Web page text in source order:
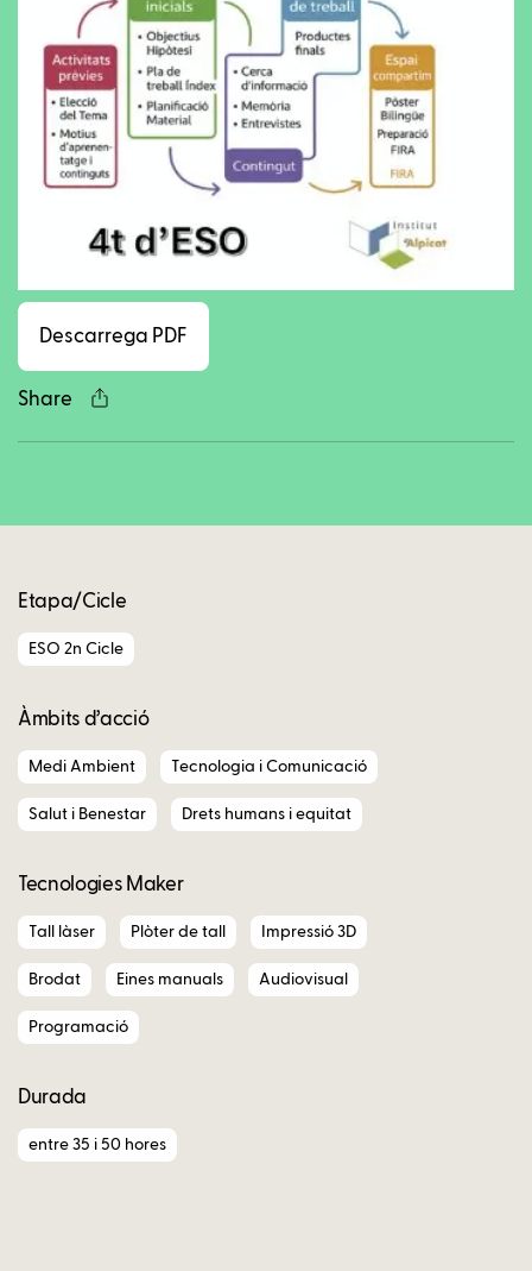
Descarrega PDF
Share
Facebook
Twitter
LinkedIn
WhatsApp
Reddit
Gmail
Etapa/Cicle
ESO 2n Cicle
Àmbits d’acció
Medi Ambient Tecnologia i Comunicació
Salut i Benestar Drets humans i equitat
Tecnologies Maker
Tall làser Plòter de tall Impressió 3D
Brodat Eines manuals Audiovisual
Programació
Durada
entre 35 i 50 hores